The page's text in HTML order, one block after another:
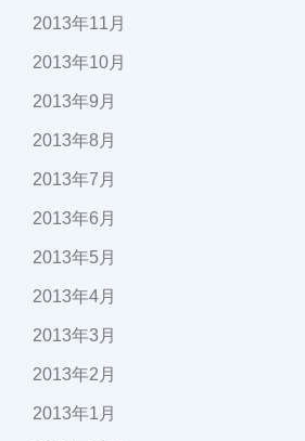
2013年11月
2013年10月
2013年9月
2013年8月
2013年7月
2013年6月
2013年5月
2013年4月
2013年3月
2013年2月
2013年1月